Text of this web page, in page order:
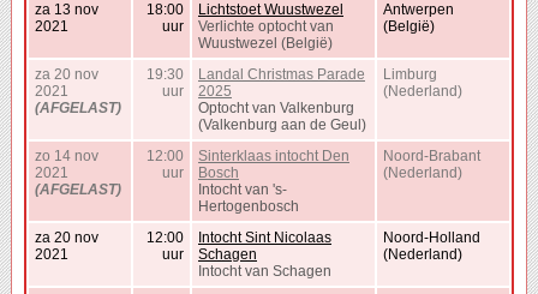
za 13 nov
2021
18:00
uur
Lichtstoet Wuustwezel
Verlichte optocht van
Wuustwezel (België)
Antwerpen
(België)
za 20 nov
2021
(AFGELAST)
19:30
uur
Landal Christmas Parade
2025
Optocht van Valkenburg
(Valkenburg aan de Geul)
Limburg
(Nederland)
zo 14 nov
2021
(AFGELAST)
12:00
uur
Sinterklaas intocht Den
Bosch
Intocht van 's-
Hertogenbosch
Noord-Brabant
(Nederland)
za 20 nov
2021
12:00
uur
Intocht Sint Nicolaas
Schagen
Intocht van Schagen
Noord-Holland
(Nederland)